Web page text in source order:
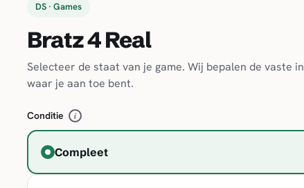
DS · Games
Bratz 4 Real
Selecteer de staat van je game. Wij bepalen de vaste
waar je aan toe bent.
Conditie i
Compleet